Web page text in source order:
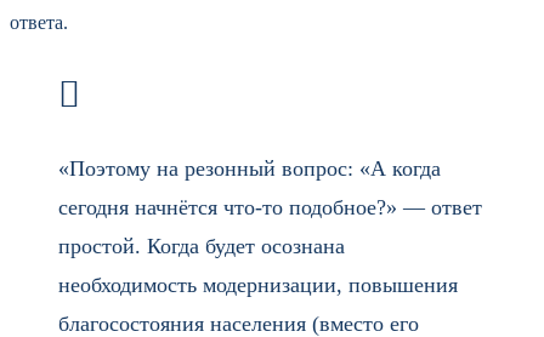
ответа.
«Поэтому на резонный вопрос: «А когда
сегодня начнётся что-то подобное?» — ответ
простой. Когда будет осознана
необходимость модернизации, повышения
благосостояния населения (вместо его